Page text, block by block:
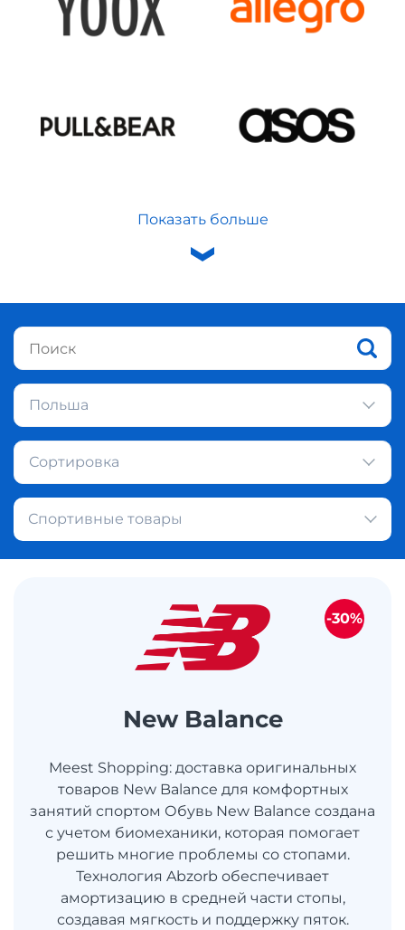
Показать больше
Польша
Сортировка
Спортивные товары
New Balance
Meest Shopping: доставка оригинальных
товаров New Balance для комфортных
занятий спортом Обувь New Balance создана
с учетом биомеханики, которая помогает
решить многие проблемы со стопами.
Технология Abzorb обеспечивает
амортизацию в средней части стопы,
создавая мягкость и поддержку пяток.
-30%